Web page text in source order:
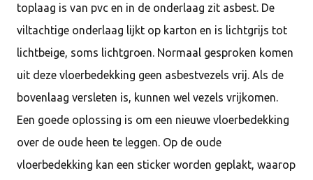
toplaag is van pvc en in de onderlaag zit asbest. De
viltachtige onderlaag lijkt op karton en is lichtgrijs tot
lichtbeige, soms lichtgroen. Normaal gesproken komen
uit deze vloerbedekking geen asbestvezels vrij. Als de
bovenlaag versleten is, kunnen wel vezels vrijkomen.
Een goede oplossing is om een nieuwe vloerbedekking
over de oude heen te leggen. Op de oude
vloerbedekking kan een sticker worden geplakt, waarop